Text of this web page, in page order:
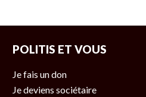
POLITIS ET VOUS
Je fais un don
Je deviens sociétaire